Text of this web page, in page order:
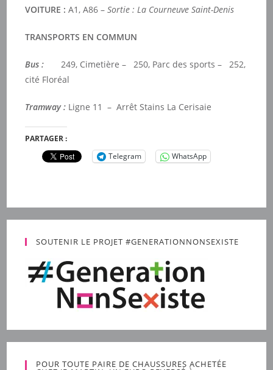
VOITURE :A1, A86 –Sortie : La Courneuve Saint-Denis
TRANSPORTS EN COMMUN
Bus : 249, Cimetière – 250, Parc des sports – 252,
cité Floréal
Tramway : Ligne 11 – Arrêt Stains La Cerisaie
PARTAGER :
Telegram
WhatsApp
SOUTENIR LE PROJET #GENERATIONNONSEXISTE
POUR TOUTE PAIRE DE CHAUSSURES ACHETÉE